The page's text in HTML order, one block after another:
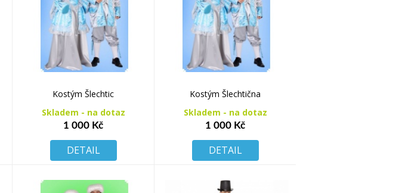
Kostým Šlechtic
Skladem - na dotaz
1 000 Kč
DETAIL
Kostým Šlechtična
Skladem - na dotaz
1 000 Kč
DETAIL